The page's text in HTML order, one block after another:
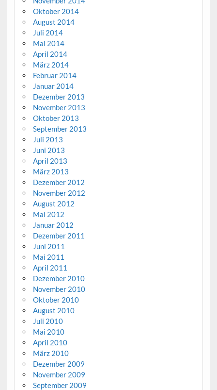
Oktober 2014
August 2014
Juli 2014
Mai 2014
April 2014
März 2014
Februar 2014
Januar 2014
Dezember 2013
November 2013
Oktober 2013
September 2013
Juli 2013
Juni 2013
April 2013
März 2013
Dezember 2012
November 2012
August 2012
Mai 2012
Januar 2012
Dezember 2011
Juni 2011
Mai 2011
April 2011
Dezember 2010
November 2010
Oktober 2010
August 2010
Juli 2010
Mai 2010
April 2010
März 2010
Dezember 2009
November 2009
September 2009